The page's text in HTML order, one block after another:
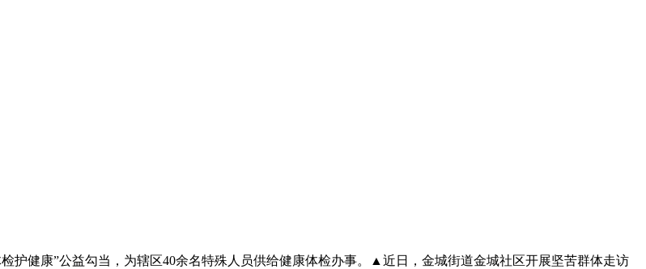
健康”公益勾当，为辖区40余名特殊人员供给健康体检办事。▲近日，金城街道金城社区开展坚苦群体走访